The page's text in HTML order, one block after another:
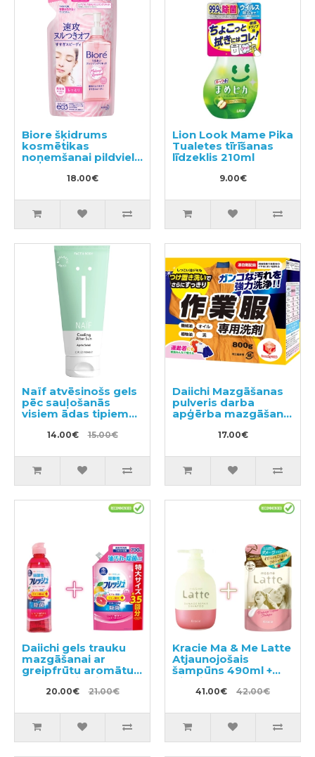
Biore šķidrums
kosmētikas
noņemšanai pildviela
210ml
18.00€
Lion Look Mame Pika
Tualetes tīrīšanas
līdzeklis 210ml
9.00€
Naïf atvēsinošs gels
pēc sauļošanās
visiem ādas tipiem
14.00€ 15.00€
Daiichi Mazgāšanas
pulveris darba
apģērba mazgāšanai
17.00€
Daiichi gels trauku
mazgāšanai ar
greipfrūtu aromātu
250ml + pildviela
700ml20.00€ 21.00€
Kracie Ma & Me Latte
Atjaunojošais
šampūns 490ml +
pildviela 360ml
41.00€ 42.00€